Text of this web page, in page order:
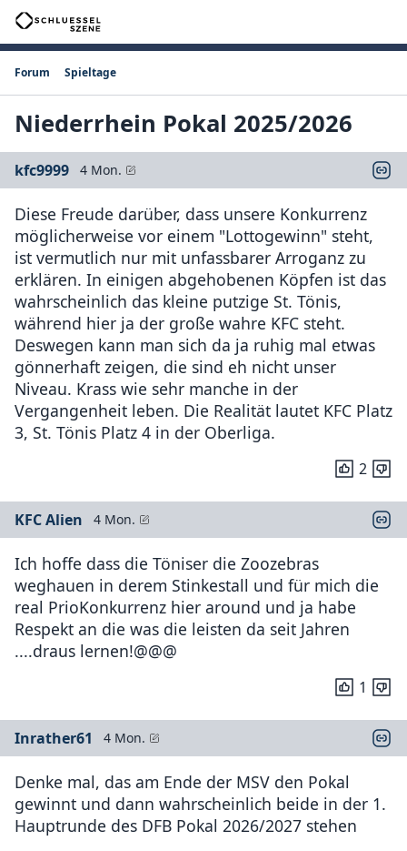
Forum Spieltage
Niederrhein Pokal 2025/2026
kfc9999 4 Mon.
Diese Freude darüber, dass unsere Konkurrenz
möglicherweise vor einem "Lottogewinn" steht,
ist vermutlich nur mit unfassbarer Arroganz zu
erklären. In einigen abgehobenen Köpfen ist das
wahrscheinlich das kleine putzige St. Tönis,
während hier ja der große wahre KFC steht.
Deswegen kann man sich da ja ruhig mal etwas
gönnerhaft zeigen, die sind eh nicht unser
Niveau. Krass wie sehr manche in der
Vergangenheit leben. Die Realität lautet KFC Platz
3, St. Tönis Platz 4 in der Oberliga.
2
KFC Alien 4 Mon.
Ich hoffe dass die Töniser die Zoozebras
weghauen in derem Stinkestall und für mich die
real PrioKonkurrenz hier around und ja habe
Respekt an die was die leisten da seit Jahren
....draus lernen!@@@
1
Inrather61 4 Mon.
Denke mal, das am Ende der MSV den Pokal
gewinnt und dann wahrscheinlich beide in der 1.
Hauptrunde des DFB Pokal 2026/2027 stehen